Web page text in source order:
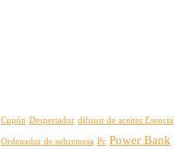
Cupón Despertador difusor de aceites
Ordenador de sobremesa Pc Power Bank